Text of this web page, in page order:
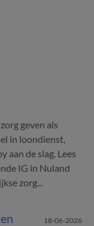
geven als
in loondienst,
aan de slag. Lees
IG in Nuland
zorg...
18-06-2026